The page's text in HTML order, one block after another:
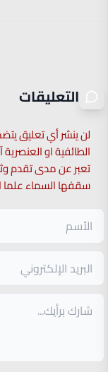
التعليقات
لن ينشر أي تعليق
الطائفية او
تعبر عن مدى تقدم
سقفها السماء علما